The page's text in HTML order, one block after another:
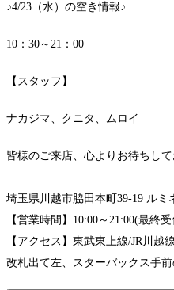
♪4/23（水）の空き情報♪
10：30～21：00
【スタッフ】
ナカジマ、クニタ、ムロイ
皆様のご来店、心よりお待ちして
埼玉県川越市脇田本町39-19 ルミ
【営業時間】10:00～21:00(最終受
【アクセス】東武東上線/JR川越
改札出て左、スターバックス手